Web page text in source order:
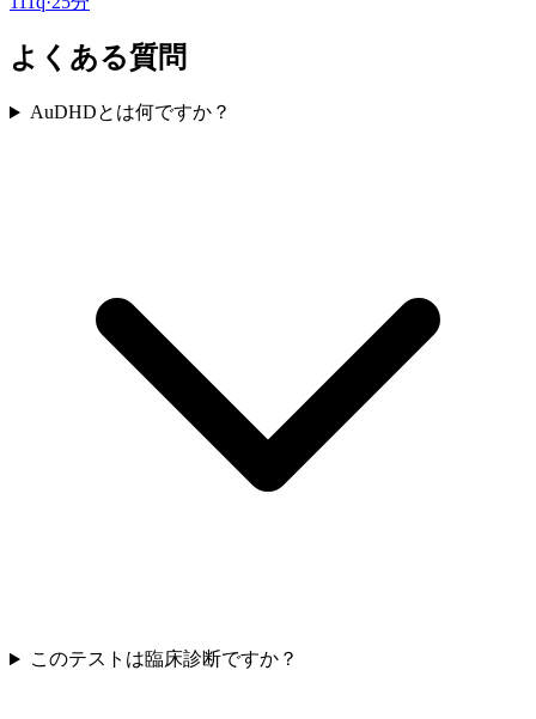
よくある質問
AuDHDとは何ですか？
このテストは臨床診断ですか？